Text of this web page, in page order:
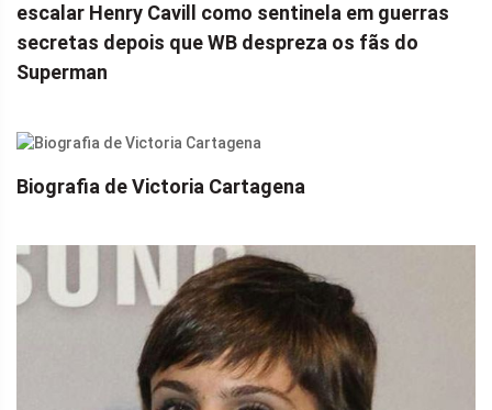
escalar Henry Cavill como sentinela em guerras
secretas depois que WB despreza os fãs do
Superman
Biografia de Victoria Cartagena